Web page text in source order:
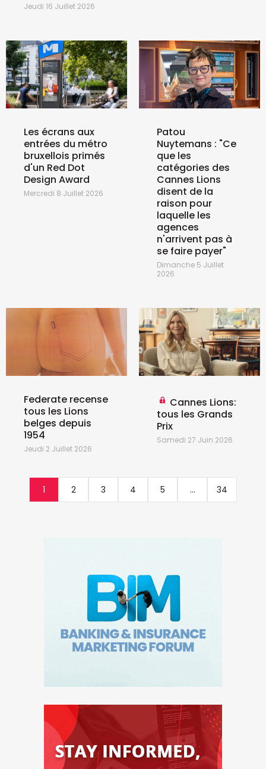
Jeudi 16 Juillet 2026
Les écrans aux
entrées du métro
bruxellois primés
d'un Red Dot
Design Award
Mercredi 8 Juillet 2026
Patou
Nuytemans : "Ce
que les
catégories des
Cannes Lions
disent de la
raison pour
laquelle les
agences
n'arrivent pas à
se faire payer"
Dimanche 5 Juillet
2026
Federate recense
tous les Lions
belges depuis
1954
Jeudi 2 Juillet 2026
Cannes Lions:
tous les Grands
Prix
Samedi 27 Juin 2026
1 2 3 4 5 ... 34